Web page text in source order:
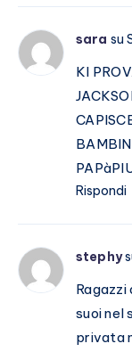
sara su
KI
Rispondi
stephy
suoi nel
privata